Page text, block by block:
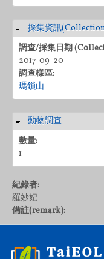
隱藏
採集資訊
調查/採集日期
2017-09-20
調查樣區:
瑪鎖山
隱藏
動物調查
數量:
1
紀錄者:
羅妙妃
備註(remark):